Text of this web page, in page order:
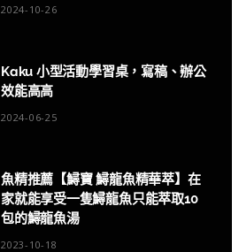
2024-10-26
Kaku 小型活動學習桌，寫稿、辦公
效能高高
2024-06-25
魚精推薦【鱘寶 鱘龍魚精華萃】在
家就能享受一隻鱘龍魚只能萃取10
包的鱘龍魚湯
2023-10-18